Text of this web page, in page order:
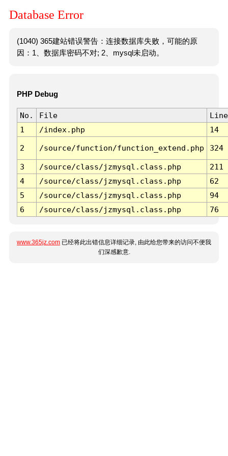
Database Error
(1040) 365建站错误警告：连接数据库失败，可能的原
因：1、数据库密码不对; 2、mysql未启动。
PHP Debug
No. File
Line
1
/index.php 14
2 /source/function/function_extend.php 324
3 /source/class/jzmysql.class.php
211
4
/source/class/jzmysql.class.php
62
5
/source/class/jzmysql.class.php
94
6
/source/class/jzmysql.class.php 76
www.365jz.com 已经将此出错信息详细记录, 由此给您带来的访问不便我
们深感歉意.